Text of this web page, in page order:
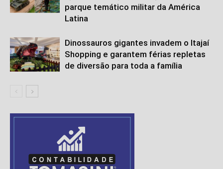
parque temático militar da América
Latina
Dinossauros gigantes invadem o Itajaí
Shopping e garantem férias repletas
de diversão para toda a família